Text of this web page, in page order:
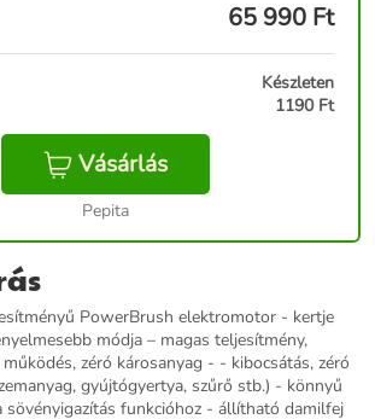
65 990 Ft
Készleten
1190 Ft
Vásárlás
Pepita
PowerBrush elektromotor - kertje
módja – magas teljesítmény,
zéró károsanyag - - kibocsátás, zéró
gyújtógyertya, szűrő stb.) - könnyű
funkcióhoz - állítható damilfej